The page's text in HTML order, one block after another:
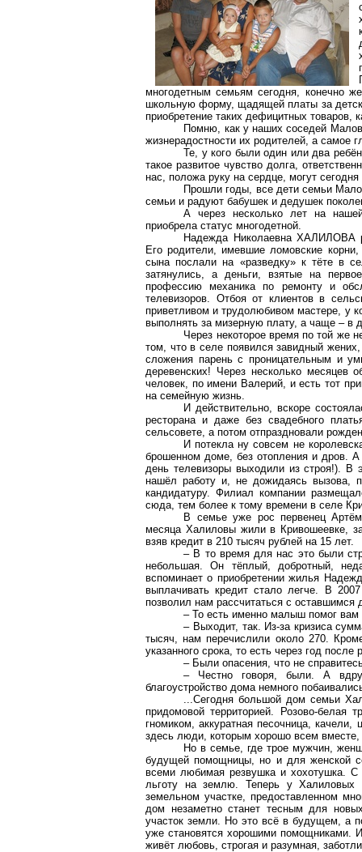
многодетным семьям сегодня, конечно
школьную форму, щадящей платы за
приобретение таких дефицитных товаров,
Помню, как у наших соседей
жизнерадостности их родителей, а самое
Те, у кого были один или два
такое развитое чувство долга,
нас, положа руку на сердце, могут
Прошли годы, все дети семьи
семьи и радуют бабушек и дедушек
А через несколько лет на
приобрела статус многодетной.
Надежда Николаевна ХАЛИЛОВА
Его родители, имевшие ломовские
сына послали на «разведку» к тёте в
затянулись, а деньги, взятые на
профессию механика по ремонту и
телевизоров. Отбоя от клиентов в
приветливом и трудолюбивом мастере, у
выполнять за мизерную плату, а чаще – в
Через некоторое время по той же
том, что в селе появился завидный
сложения парень с проницательным и
деревенских! Через несколько
человек, по имени Валерий, и есть тот
на семейную жизнь.
И действительно, вскоре
ресторана и даже без свадебного
сельсовете, а потом отпраздновали
И потекла ну совсем не
брошенном доме, без отопления и дров.
день телевизоры выходили из строя!).
нашёл работу и, не дожидаясь вызова,
кандидатуру. Филиал компании
сюда, тем более к тому времени в селе
В семье уже рос первенец
месяца Халиловы жили в Кривошеевке,
взяв кредит в 210 тысяч рублей на 15 лет.
– В то время для нас это были
небольшая. Он тёплый, добротный,
вспоминает о приобретении жилья
выплачивать кредит стало легче. В
позволил нам рассчитаться с оставшимся
– То есть именно малыш помог вам
– Выходит, так. Из-за кризиса
тысяч, нам перечислили около 270.
указанного срока, то есть через год
– Были опасения, что не
– Честно говоря, были. А
благоустройство дома немного
...Сегодня большой дом семьи
придомовой территорией. Розово-белая
гномиком, аккуратная песочница,
здесь люди, которым хорошо всем
Но в семье, где трое мужчин,
будущей помощницы, но и для женской
всеми любимая резвушка и хохотушка. С
льготу на землю. Теперь у Халиловых
земельном участке, предоставленном
дом незаметно станет тесным для
участок земли. Но это всё в будущем, а
уже становятся хорошими помощниками.
живёт любовь, строгая и разумная,